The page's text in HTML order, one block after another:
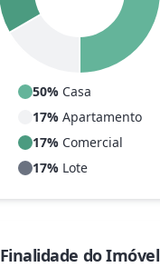
50% Casa
17% Apartamento
17% Comercial
17% Lote
Finalidade do Imóvel